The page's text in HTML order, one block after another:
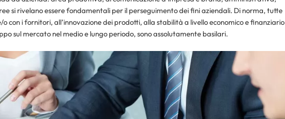
si rivelano essere fondamentali per il perseguimento dei fini aziendali. Di norma, tutte
con i fornitori, all’innovazione dei prodotti, alla stabilità a livello economico e finanziario
sul mercato nel medio e lungo periodo, sono assolutamente basilari.